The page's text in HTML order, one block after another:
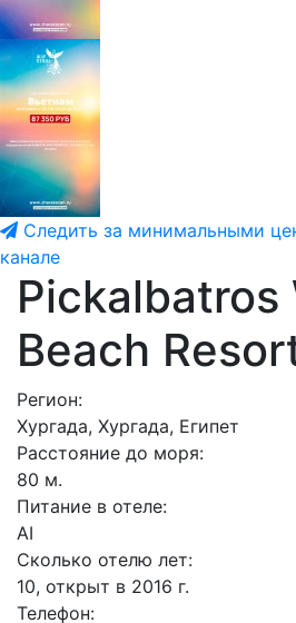
Следить за минимальными
канале
Pickalbatros
Beach
Регион:
Хургада, Хургада, Египет
Расстояние до моря:
80 м.
Питание в отеле:
AI
Сколько отелю лет:
10, открыт в 2016 г.
Телефон: